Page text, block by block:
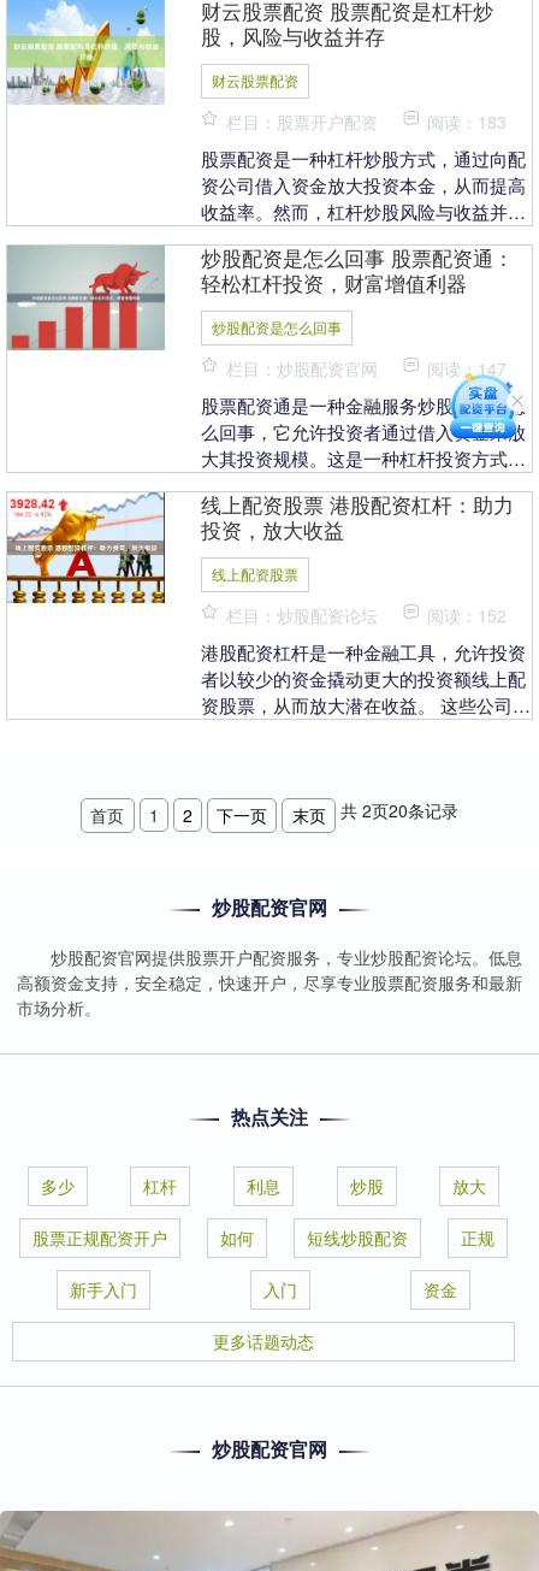
而获得更高的回报....
财云股票配资 股票配资是杠杆炒
股，风险与收益并存
财云股票配资
栏目：股票开户配资 阅读：183
股票配资是一种杠杆炒股方式，通过向配
资公司借入资金放大投资本金，从而提高
收益率。然而，杠杆炒股风险与收益并存
资是借贷资金进....
炒股配资是怎么回事 股票配资通：
轻松杠杆投资，财富增值利器
炒股配资是怎么回事
栏目：炒股配资官网 阅读：147
股票配资通是一种金融服务炒股配资是怎
么回事，它允许投资者通过借入资金来放
大其投资规模。这是一种杠杆投资方式，
更高的收益。 *....
线上配资股票 港股配资杠杆：助力
投资，放大收益
线上配资股票
栏目：炒股配资论坛 阅读：152
港股配资杠杆是一种金融工具，允许投资
者以较少的资金撬动更大的投资额线上配
资股票，从而放大潜在收益。 这些公司均
首页 1 2 下一页 末页 共 2页20条记录
炒股配资官网
炒股配资官网提供股票开户配资服务，专业炒股配资论坛。低息
高额资金支持，安全稳定，快速开户，尽享专业股票配资服务和最新
市场分析。
热点关注
多少 杠杆 利息 炒股 放大
股票正规配资开户 如何 短线炒股配资 正规
新手入门 入门 资金
更多话题动态
炒股配资官网